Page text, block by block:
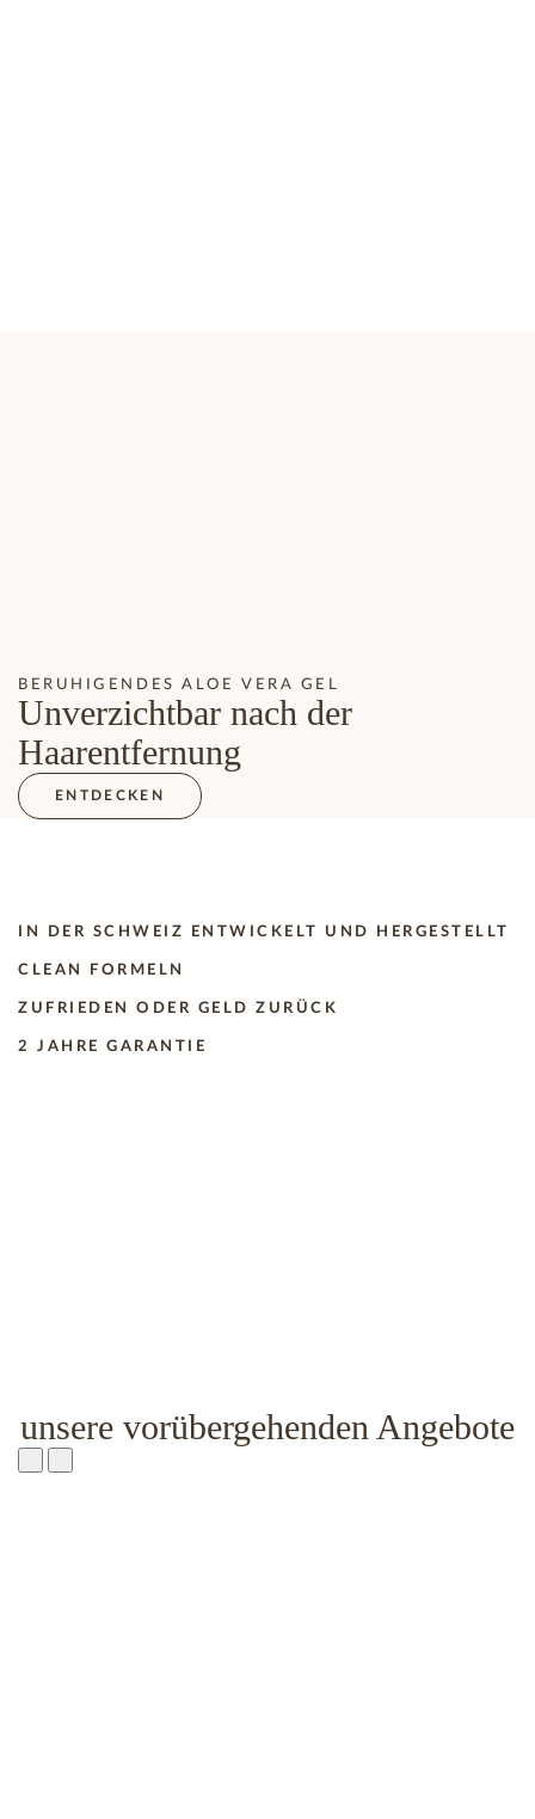
BERUHIGENDES ALOE VERA GEL
Unverzichtbar nach der
Haarentfernung
ENTDECKEN
IN DER SCHWEIZ ENTWICKELT UND HERGESTELLT
CLEAN FORMELN
ZUFRIEDEN ODER GELD ZURÜCK
2 JAHRE GARANTIE
unsere vorübergehenden Angebote